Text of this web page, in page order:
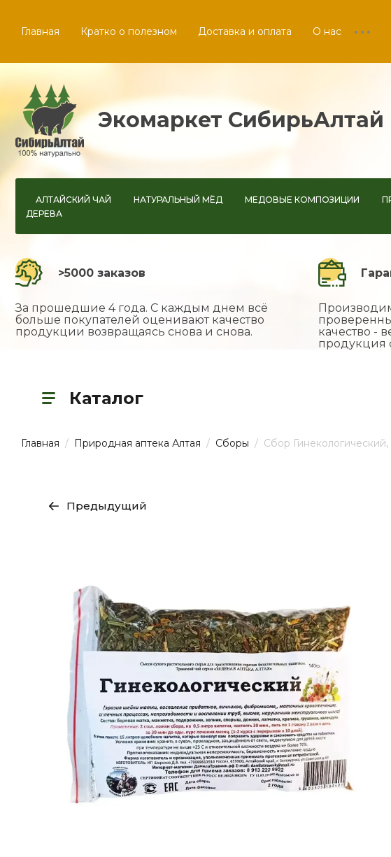
Главная Кратко о полезном Доставка и оплата О нас
Экомаркет СибирьАлтай
АЛТАЙСКИЙ ЧАЙ НАТУРАЛЬНЫЙ МЁД МЕДОВЫЕ КОМПОЗИЦИИ
ДЕРЕВА
>5000 заказов
За прошедшие 4 года. С каждым днем всё
больше покупателей оценивают качество
продукции возвращаясь снова и снова.
качество -
продукция
Каталог
Главная / Природная аптека Алтая / Сборы /  Сбор Гинекологический,
Предыдущий